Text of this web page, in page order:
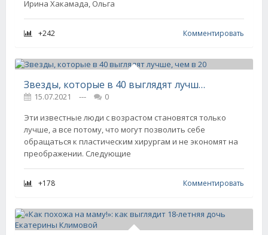
Ирина Хакамада, Ольга
+242 Комментировать
Звезды, которые в 40 выглядят лyчшe, чем в 20
15.07.2021 ---
0
Эти известные люди с возрастом становятся только
лучше, а все потому, что могут позволить себе
обращаться к пластическим хирургам и не экономят на
преображении. Следующие
+178 Комментировать